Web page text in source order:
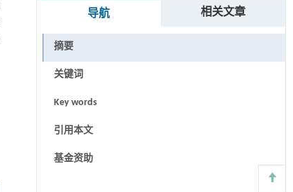
导航 相关文章
摘要
关键词
Key words
引用本文
基金资助